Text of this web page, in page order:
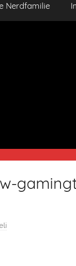
Nerdfamilie